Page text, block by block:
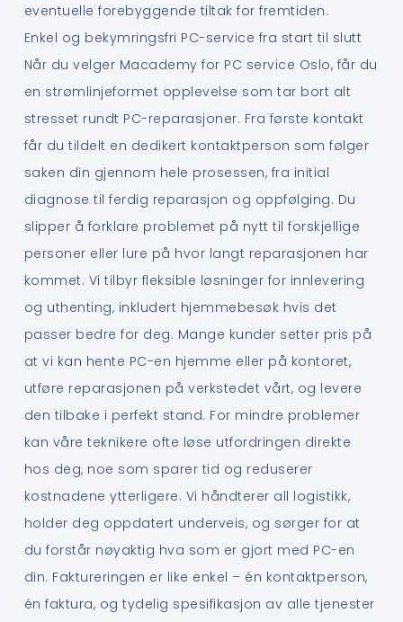
eventuelle forebyggende tiltak for fremtiden.
Enkel og bekymringsfri PC-service fra start til slutt
Når du velger Macademy for PC service Oslo, får du
en strømlinjeformet opplevelse som tar bort alt
stresset rundt PC-reparasjoner. Fra første kontakt
får du tildelt en dedikert kontaktperson som følger
saken din gjennom hele prosessen, fra initial
diagnose til ferdig reparasjon og oppfølging. Du
slipper å forklare problemet på nytt til forskjellige
personer eller lure på hvor langt reparasjonen har
kommet. Vi tilbyr fleksible løsninger for innlevering
og uthenting, inkludert hjemmebesøk hvis det
passer bedre for deg. Mange kunder setter pris på
at vi kan hente PC-en hjemme eller på kontoret,
utføre reparasjonen på verkstedet vårt, og levere
den tilbake i perfekt stand. For mindre problemer
kan våre teknikere ofte løse utfordringen direkte
hos deg, noe som sparer tid og reduserer
kostnadene ytterligere. Vi håndterer all logistikk,
holder deg oppdatert underveis, og sørger for at
du forstår nøyaktig hva som er gjort med PC-en
din. Faktureringen er like enkel – én kontaktperson,
én faktura, og tydelig spesifikasjon av alle tjenester